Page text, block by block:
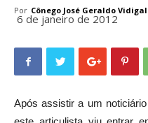
Por Cônego José Geraldo
6 de janeiro de 2012
Após assistir a um